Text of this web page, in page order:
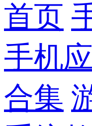
首页
手机
合集